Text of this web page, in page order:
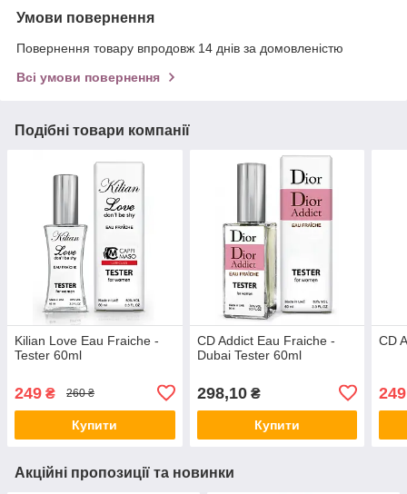
Умови повернення
Повернення товару впродовж 14 днів за домовленістю
Всі умови повернення
Подібні товари компанії
Kilian Love Eau Fraiche -
Tester 60ml
249 ₴ 260 ₴
Купити
CD Addict Eau Fraiche -
Dubai Tester 60ml
298,10₴
Купити
CD
249
Акційні пропозиції та новинки